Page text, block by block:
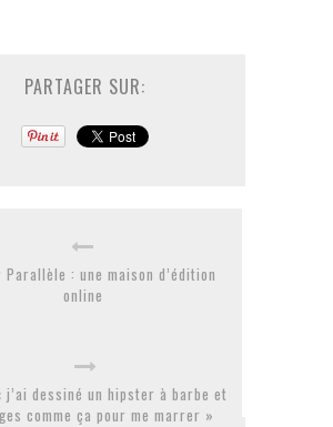
PARTAGER SUR:
: une maison d’édition
online
j’ai dessiné un hipster à barbe et
comme ça pour me marrer »